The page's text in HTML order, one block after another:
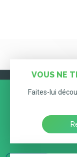
VOUS NE
Faites-lui